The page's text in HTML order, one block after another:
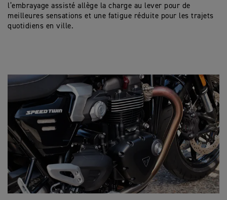
l’embrayage assisté allège la charge au lever pour de
meilleures sensations et une fatigue réduite pour les trajets
quotidiens en ville.